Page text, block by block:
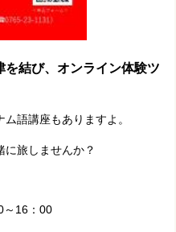
結び、オンライン体験ツ
語講座もありますよ。
旅しませんか？
16：00